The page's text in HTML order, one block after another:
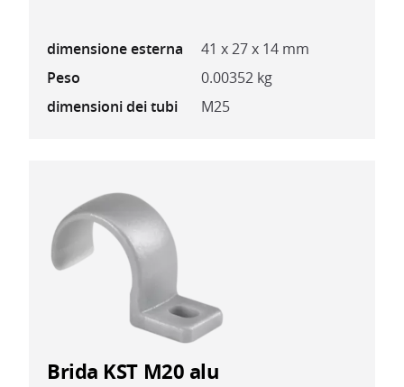
dimensione esterna
41 x 27 x 14 mm
Peso
0.00352 kg
dimensioni dei tubi
M25
Brida KST M20 alu